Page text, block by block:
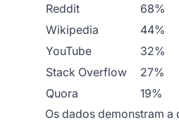
Reddit
68%
Wikipedia
44%
YouTube
32%
Stack Overflow
27%
Quora
19%
Os dados demonstram